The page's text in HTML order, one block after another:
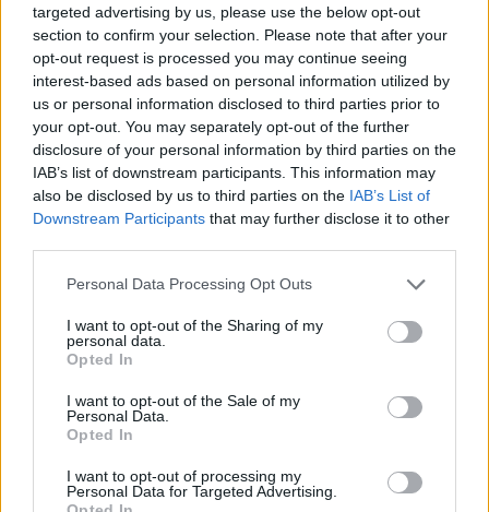
targeted advertising by us, please use the below opt-out
section to confirm your selection. Please note that after your
opt-out request is processed you may continue seeing
interest-based ads based on personal information utilized by
us or personal information disclosed to third parties prior to
your opt-out. You may separately opt-out of the further
disclosure of your personal information by third parties on the
IAB’s list of downstream participants. This information may
also be disclosed by us to third parties on the IAB’s List of
Downstream Participants that may further disclose it to other
Personal Data Processing Opt Outs
I want to opt-out of the Sharing of my
personal data.
Opted In
I want to opt-out of the Sale of my
Personal Data.
Opted In
I want to opt-out of processing my
Personal Data for Targeted Advertising.
Ο Μπενιζέλος Ρούφος, που κατά τη διάρκεια της
ζωής του φορούσε πάντα φουστανέλα, πέθανε
στις 18 Μαρτίου 1868 και τάφηκε στο
Μαυσωλείο των Ρούφων, που βρίσκεται στο Α'
Νεκροταφείο Πατρών.
Ακολουθήστε τοnotospress.grστο Google News και
μάθετε πρώτοιόλες τις ειδήσεις
ΜΠΕΝΙΖΕΛΟΣ ΡΟΥΦΟΣ ΣΑΝ ΣΗΜΕΡΑ ΠΑΤΡΑ